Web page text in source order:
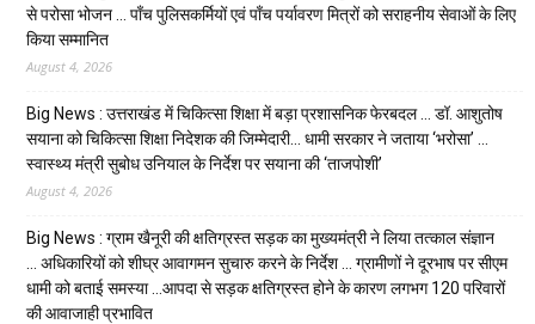
से परोसा भोजन … पाँच पुलिसकर्मियों एवं पाँच पर्यावरण मित्रों को सराहनीय सेवाओं के लिए
किया सम्मानित
August 4, 2026
Big News : उत्तराखंड में चिकित्सा शिक्षा में बड़ा प्रशासनिक फेरबदल … डॉ. आशुतोष
सयाना को चिकित्सा शिक्षा निदेशक की जिम्मेदारी… धामी सरकार ने जताया ‘भरोसा’ …
स्वास्थ्य मंत्री सुबोध उनियाल के निर्देश पर सयाना की ‘ताजपोशी’
August 4, 2026
Big News : ग्राम खैनूरी की क्षतिग्रस्त सड़क का मुख्यमंत्री ने लिया तत्काल संज्ञान
… अधिकारियों को शीघ्र आवागमन सुचारु करने के निर्देश … ग्रामीणों ने दूरभाष पर सीएम
धामी को बताई समस्या …आपदा से सड़क क्षतिग्रस्त होने के कारण लगभग 120 परिवारों
की आवाजाही प्रभावित